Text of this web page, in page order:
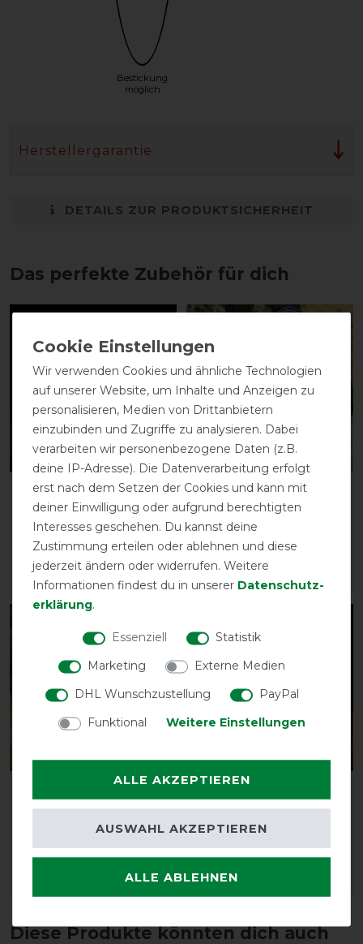
Bestickung
möglich
Herstellergarantie
DETAILS ZUR PRODUKTSICHERHEIT
Das perfekte Zubehör für dich
Horseware Signature
Leather Headcollar
vorher 69,95 €
62,95 € *
ARTIKEL MERKEN
Horseware Signature
Travel Boots
vorher 119,95 €
107,95 € *
ARTIKEL MERKEN
Sport Cooler
vorher 114,95 €
103,45 € *
ARTIKEL MERKEN
Leather Headcollar
vorher 69,95 €
62,95 € *
ARTIKEL MERKEN
Diese Produkte könnten dich auch
Wir verwenden Cookies und ähnliche Technologien
auf unserer Website, um Inhalte und Anzeigen zu
personalisieren, Medien von Drittanbietern
einzubinden und Zugriffe zu analysieren. Dabei
verarbeiten wir personenbezogene Daten (z.B.
deine IP-Adresse). Die Datenverarbeitung erfolgt
erst nach dem Setzen der Cookies und kann mit
deiner Einwilligung oder aufgrund berechtigten
Interesses geschehen. Du kannst deine
Zustimmung erteilen oder ablehnen und diese
jederzeit ändern oder widerrufen. Weitere
Informationen findest du in unserer Daten­schutz­
erklärung.
Essenziell
Statistik
Marketing
Externe Medien
DHL Wunschzustellung
PayPal
Funktional
Weitere Einstellungen
ALLE AKZEPTIEREN
ALLE ABLEHNEN
AUSWAHL AKZEPTIEREN